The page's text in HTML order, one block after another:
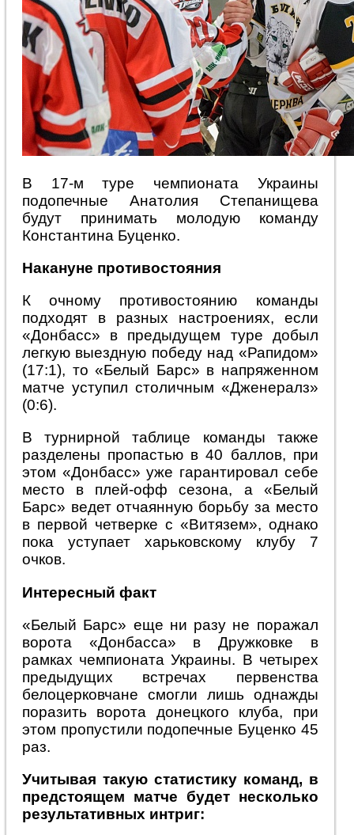
В 17-м туре чемпионата Украины
подопечные Анатолия Степанищева
будут принимать молодую команду
Константина Буценко.
Накануне противостояния
К очному противостоянию команды
подходят в разных настроениях, если
«Донбасс» в предыдущем туре добыл
легкую выездную победу над «Рапидом»
(17:1), то «Белый Барс» в напряженном
матче уступил столичным «Дженералз»
(0:6).
В турнирной таблице команды также
разделены пропастью в 40 баллов, при
этом «Донбасс» уже гарантировал себе
место в плей-офф сезона, а «Белый
Барс» ведет отчаянную борьбу за место
в первой четверке с «Витязем», однако
пока уступает харьковскому клубу 7
очков.
Интересный факт
«Белый Барс» еще ни разу не поражал
ворота «Донбасса» в Дружковке в
рамках чемпионата Украины. В четырех
предыдущих встречах первенства
белоцерковчане смогли лишь однажды
поразить ворота донецкого клуба, при
этом пропустили подопечные Буценко 45
раз.
Учитывая такую статистику команд, в
предстоящем матче будет несколько
результативных интриг: